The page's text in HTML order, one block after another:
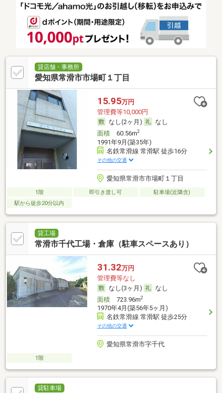
貸店舗・事務所
愛知県常滑市市場町１丁目
15.95万円
管理費等10,000円
なし(2ヶ月)
なし
面積60.56m2
1991年9月(築35年)
名鉄常滑線 常滑駅 徒歩16分
その他の交通
愛知県常滑市市場町１丁目
1階 即引き渡し可
駐車場(近隣含)
駅から徒歩20分以内
貸工場
常滑市千代工場・倉庫（駐車スペースあり）
31.32万円
管理費等なし
なし(3ヶ月)
なし
面積723.96m2
1970年4月(築56年5ヶ月)
名鉄常滑線 常滑駅 徒歩25分
その他の交通
愛知県常滑市字千代
1階
貸駐車場